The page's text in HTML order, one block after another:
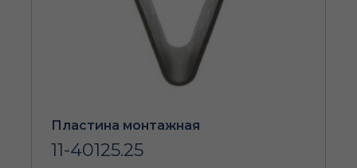
Пластина монтажная
11-40125.25